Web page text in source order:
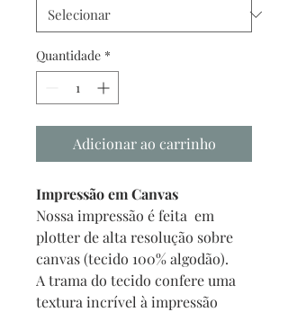
Quantidade *
Adicionar ao carrinho
Impressão em Canvas
Nossa impressão é feita em
plotter de alta resolução sobre
canvas (tecido 100% algodão).
A trama do tecido confere uma
textura incrível à impressão